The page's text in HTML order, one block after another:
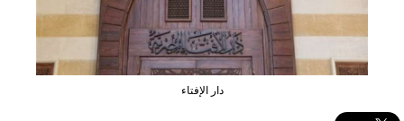
دار الإفتاء